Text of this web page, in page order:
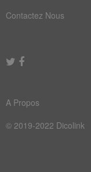
Contactez Nous
A Propos
© 2019-2022 Dicolink